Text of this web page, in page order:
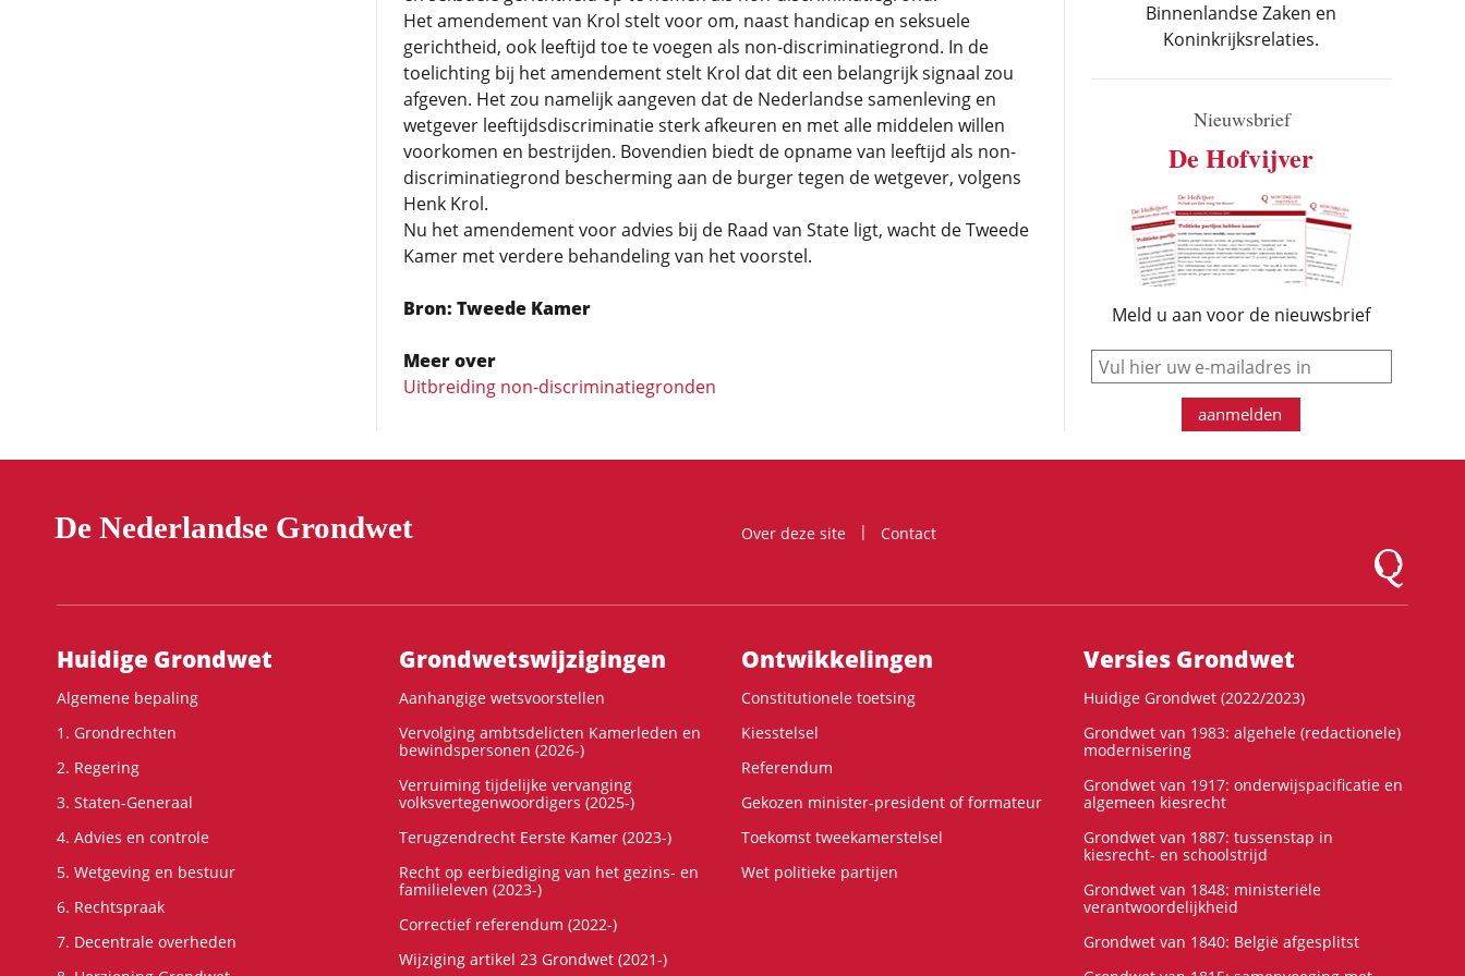
Het amendement van Krol stelt voor om, naast handicap en seksuele
gerichtheid, ook leeftijd toe te voegen als non-discriminatiegrond. In de
toelichting bij het amendement stelt Krol dat dit een belangrijk signaal zou
afgeven. Het zou namelijk aangeven dat de Nederlandse samenleving en
wetgever leeftijdsdiscriminatie sterk afkeuren en met alle middelen willen
voorkomen en bestrijden. Bovendien biedt de opname van leeftijd als non-
discriminatiegrond bescherming aan de burger tegen de wetgever, volgens
Henk Krol.
Nu het amendement voor advies bij de Raad van State ligt, wacht de Tweede
Kamer met verdere behandeling van het voorstel.
Bron: Tweede Kamer
Meer over
Uitbreiding non-discriminatiegronden
Binnenlandse Zaken en
Koninkrijksrelaties.
Nieuwsbrief
De Hofvijver
Meld u aan voor de nieuwsbrief
e-mail
aanmelden
De Nederlandse Grondwet Over deze site
Contact
Logo
Hoofdnavigatie
Huidige Grondwet
Algemene bepaling
1. Grondrechten
2. Regering
3. Staten-Generaal
4. Advies en controle
5. Wetgeving en bestuur
6. Rechtspraak
7. Decentrale overheden
Grondwets­wijzigingen
Aanhangige wetsvoorstellen
Vervolging ambtsdelicten Kamerleden en
bewindspersonen (2026-)
Verruiming tijdelijke vervanging
volksvertegenwoordigers (2025-)
Terugzendrecht Eerste Kamer (2023-)
Recht op eerbiediging van het gezins- en
familieleven (2023-)
Correctief referendum (2022-)
Wijziging artikel 23 Grondwet (2021-)
Ontwikke­lingen
Constitutionele toetsing
Kiesstelsel
Referendum
Gekozen minister-president of formateur
Toekomst tweekamerstelsel
Wet politieke partijen
Versies Grondwet
Huidige Grondwet (2022/2023)
Grondwet van 1983: algehele (redactionele)
modernisering
Grondwet van 1917: onderwijspacificatie en
algemeen kiesrecht
Grondwet van 1887: tussenstap in
kiesrecht- en schoolstrijd
Grondwet van 1848: ministeriële
verantwoordelijkheid
Grondwet van 1840: België afgesplitst